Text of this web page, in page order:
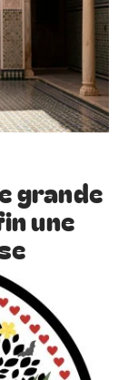
grande
une